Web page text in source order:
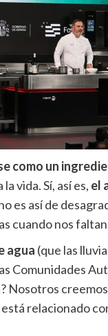
como un
vida. Sí, así es, el
es así de
cuando nos
agua (que las
Comunidades
Nosotros
relacionado